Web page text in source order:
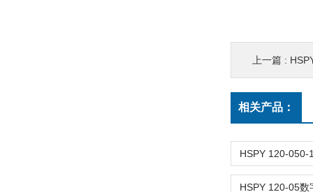
上一篇 :
相关产品：